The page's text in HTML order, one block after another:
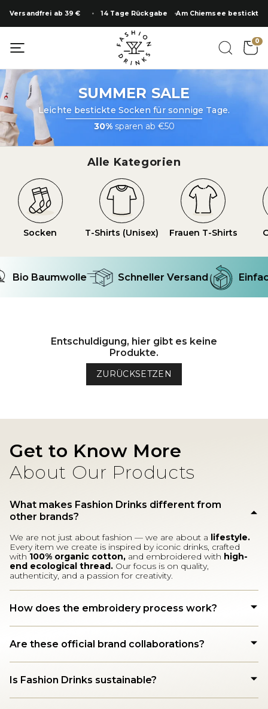
Inhalt
springen
Versandfrei ab 39 € 14 Tage Rückgabe Am Chiemsee bestickt
0
SUMMER SALE
Leichte bestickte Socken für sonnige Tage.
30%sparen ab €50
Alle Kategorien
Socken T-Shirts (Unisex) Frauen T-Shirts
Bio Baumwolle Schneller Versand
Entschuldigung, hier gibt es keine
Produkte.
ZURÜCKSETZEN
Get to Know More
About Our Products
What makes Fashion Drinks different from
other brands?
We are not just about fashion — we are about a lifestyle.
Every item we create is inspired by iconic drinks, crafted
with 100% organic cotton, and embroidered with high-
end ecological thread. Our focus is on quality,
authenticity, and a passion for creativity.
How does the embroidery process work?
Are these official brand collaborations?
Is Fashion Drinks sustainable?